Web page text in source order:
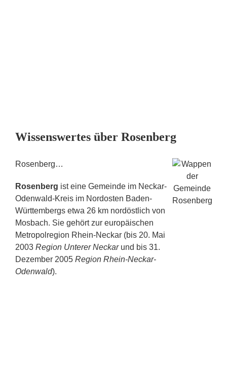
Wissenswertes über Rosenberg
Rosenberg…
Rosenberg ist eine Gemeinde im Neckar-
Odenwald-Kreis im Nordosten Baden-
Württembergs etwa 26 km nordöstlich von
Mosbach. Sie gehört zur europäischen
Metropolregion Rhein-Neckar (bis 20. Mai
2003 Region Unterer Neckarund bis 31.
Dezember 2005 Region Rhein-Neckar-
Odenwald).